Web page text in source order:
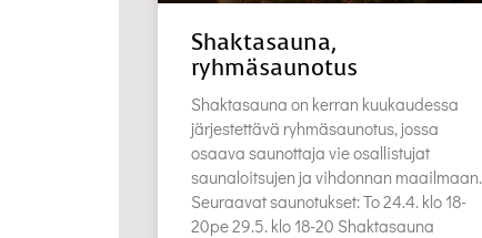
Shaktasauna,
ryhmäsaunotus
Shaktasauna on kerran kuukaudessa
järjestettävä ryhmäsaunotus, jossa
osaava saunottaja vie osallistujat
saunaloitsujen ja vihdonnan maailmaan.
Seuraavat saunotukset: To 24.4. klo 18-
20pe 29.5. klo 18-20 Shaktasauna